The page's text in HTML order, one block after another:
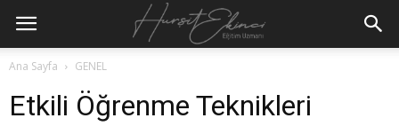
Ana Sayfa GENEL
Etkili Öğrenme Teknikleri